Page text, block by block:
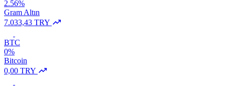
2.56%
Gram Altın
7.033,43 TRY
BTC
0%
Bitcoin
0,00 TRY